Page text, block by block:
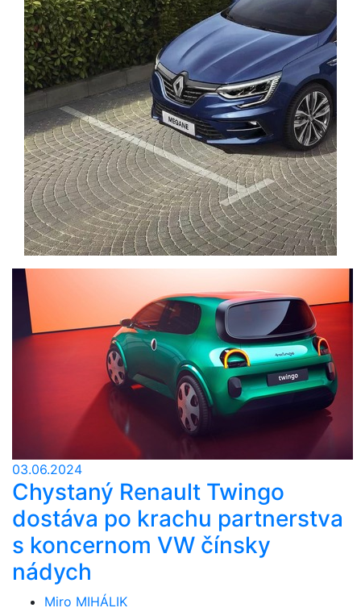
03.06.2024
Chystaný Renault Twingo
dostáva po krachu partnerstva
s koncernom VW čínsky
nádych
Miro MIHÁLIK